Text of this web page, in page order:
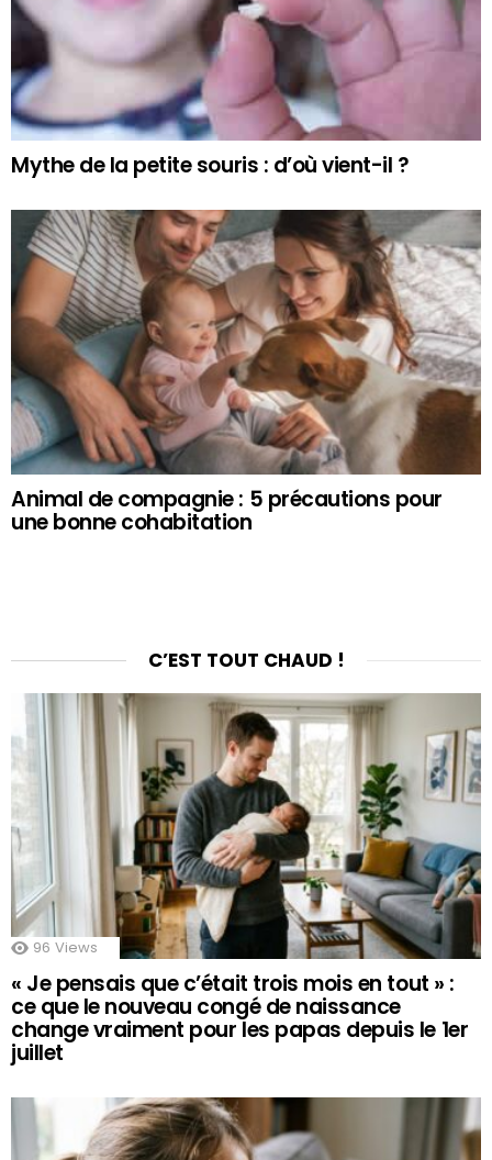
Mythe de la petite souris : d’où vient-il ?
Animal de compagnie : 5 précautions pour
une bonne cohabitation
C’EST TOUT CHAUD !
96 Views
« Je pensais que c’était trois mois en tout » :
ce que le nouveau congé de naissance
change vraiment pour les papas depuis le 1er
juillet